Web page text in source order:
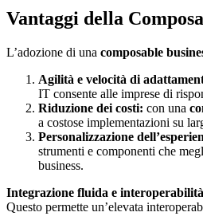
Vantaggi della
L’adozione di una composable
Agilità e velocità di
IT consente alle imprese di
Riduzione dei costi: con una
a costose implementazioni su
Personalizzazione
strumenti e componenti che
business.
Integrazione fluida e
Questo permette un’elevata